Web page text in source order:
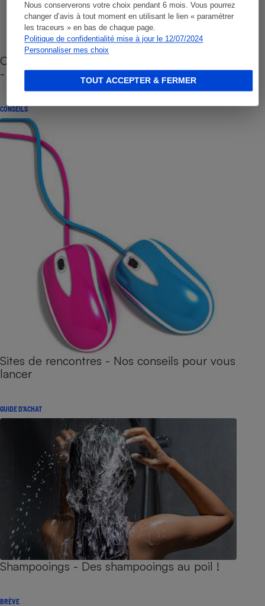
Nous conserverons votre choix pendant 6 mois. Vous pourrez
changer d’avis à tout moment en utilisant le lien « paramétrer
les traceurs » en bas de chaque page.
Politique de confidentialité mise à jour le 12/07/2024
Personnaliser mes choix
TOUT ACCEPTER & FERMER
Cafetière à capsules zéro déchet CoffeeB (vidéo)
- Premières impressions
CONSEILS
Sites de rencontres - Nos conseils pour vous
lancer
GUIDE D'ACHAT
Shampooings - Des shampooings au poil !
BRÈVE